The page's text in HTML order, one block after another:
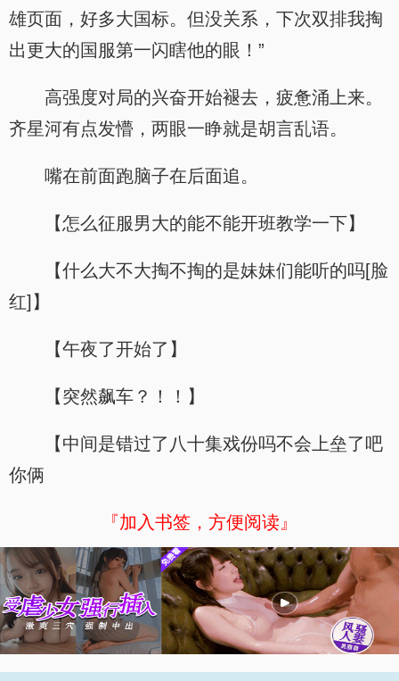
雄页面，好多大国标。但没关系，下次双排我掏
出更大的国服第一闪瞎他的眼！”
高强度对局的兴奋开始褪去，疲惫涌上来。
齐星河有点发懵，两眼一睁就是胡言乱语。
嘴在前面跑脑子在后面追。
【怎么征服男大的能不能开班教学一下】
【什么大不大掏不掏的是妹妹们能听的吗[脸
红]】
【午夜了开始了】
【突然飙车？！！】
【中间是错过了八十集戏份吗不会上垒了吧
你俩
『加入书签，方便阅读』